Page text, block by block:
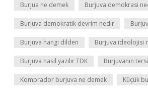
Burjua ne demek Burjuva demokrasi
Burjuva demokratik devrim nedir
Burjuva hangi dilden Burjuva ideolojisi
Burjuva nasıl yazılır TDK Burjuvanın
Komprador burjuva ne demek Küçük